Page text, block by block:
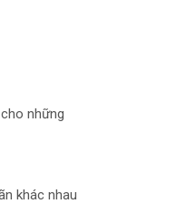
những
khác nhau